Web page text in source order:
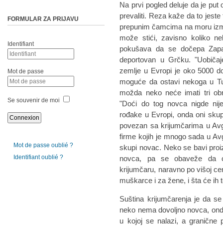
Na prvi pogled deluje da je put
prevaliti. Reza kaže da to
prepunim čamcima na moru
može stići, zavisno koliko
pokušava da se dočepa
deportovan u Grčku.
zemlje u Evropi je oko 5000
moguće da ostavi nekoga u
možda neko neće imati tri
"Doći do tog novca nigde
rođake u Evropi, onda oni
povezan sa krijumčarima u
firme kojih je mnogo sada u
skupi novac. Neko se bavi
novca, pa se obaveže da
krijumčaru, naravno po višoj
muškarce i za žene, i šta će ih
Suština krijumčarenja je da
neko nema dovoljno novca,
u kojoj se nalazi, a granične
FORMULAR ZA PRIJAVU
Identifiant
Mot de passe
Se souvenir de moi
Mot de passe oublié ?
Identifiant oublié ?